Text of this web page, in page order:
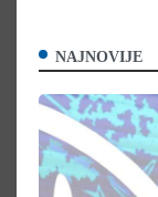
NAJNOVIJE